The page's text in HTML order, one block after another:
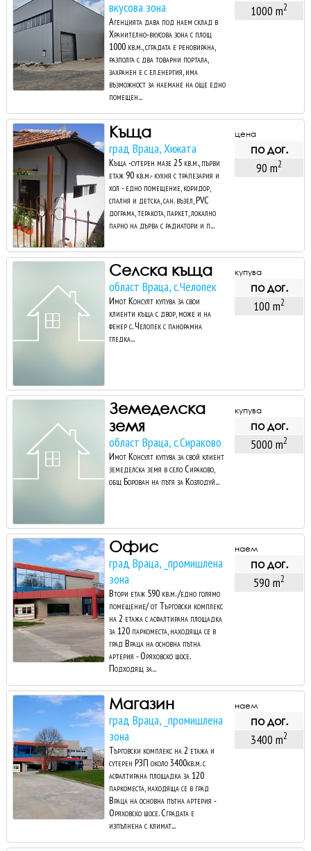
вкусова зона
Агенцията дава под наем склад в
Хранително-вкусова зона с площ
1000 кв.м., сградата е реновирана,
разполга с два товарни портала,
захранен е с ел.енергия, има
възможност за наемане на още едно
помещен...
1000 m2
Къща
град Враца, Хижата
Къща -сутерен мазе 25 кв.м., първи
етаж 90 кв.м.- кухня с трапезария и
хол - едно помещение, коридор,
спалня и детска, сан. възел, PVC
дограма, теракота, паркет, локално
парно на дърва с радиатори и п...
цена
по дог.
90 m2
Селска къща
област Враца, с.Челопек
Имот Консулт купува за свои
клиенти къща с двор, може и на
фенер с. Челопек с панорамна
гледка...
купува
по дог.
100 m2
Земеделска
земя
област Враца, с.Сираково
Имот Консулт купува за свой клиент
земеделска земя в село Сираково,
общ Борован на пътя за Козлодуй...
купува
по дог.
5000 m2
Офис
град Враца, _промишлена
зона
Втори етаж 590 кв.м. /едно голямо
помещение/ от Търговски комплекс
на 2 етажа с асфалтирана площадка
за 120 паркоместа, находяща се в
град Враца на основна пътна
артерия - Оряховско шосе.
Подходящ за...
наем
по дог.
590 m2
Магазин
град Враца, _промишлена
зона
Търговски комплекс на 2 етажа и
сутерен РЗП около 3400кв.м. с
асфалтирана площадка за 120
паркоместа, находяща се в град
Враца на основна пътна артерия -
Оряховско шосе. Сградата е
изпълнена с климат...
наем
по дог.
3400 m2